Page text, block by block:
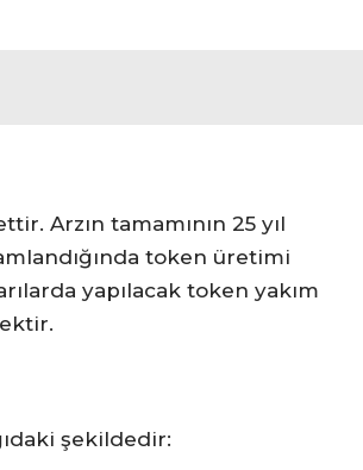
Arzın tamamının 25 yıl
token üretimi
yapılacak token yakım
şekildedir: